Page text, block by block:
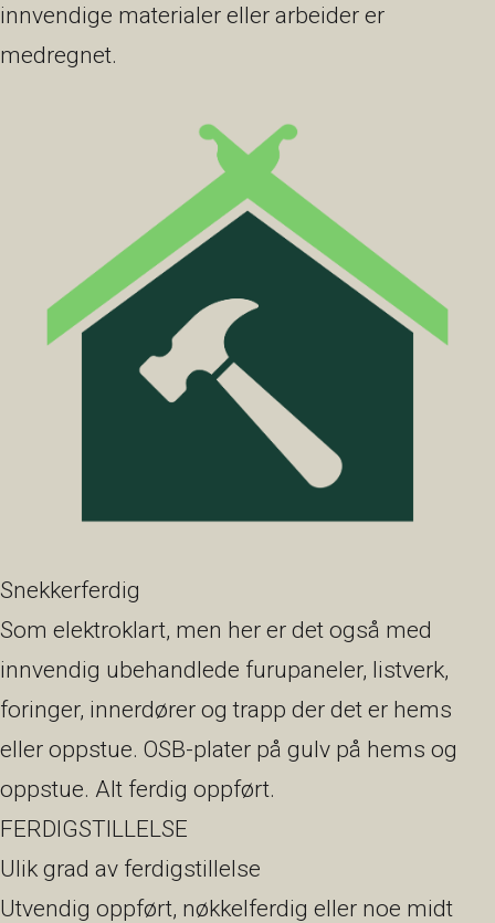
innvendige materialer eller arbeider er
medregnet.
Snekkerferdig
Som elektroklart, men her er det også med
innvendig ubehandlede furupaneler, listverk,
foringer, innerdører og trapp der det er hems
eller oppstue. OSB-plater på gulv på hems og
oppstue. Alt ferdig oppført.
FERDIGSTILLELSE
Ulik grad av ferdigstillelse
Utvendig oppført, nøkkelferdig eller noe midt